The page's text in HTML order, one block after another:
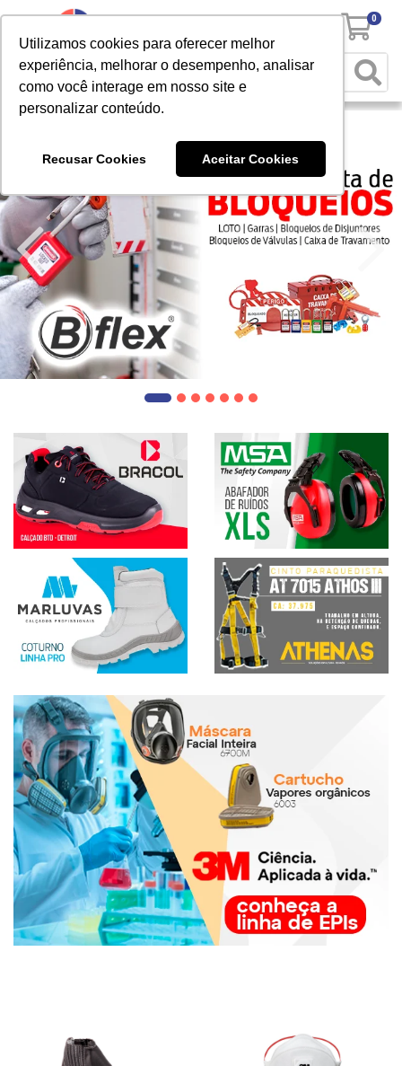
Utilizamos cookies para oferecer melhor
experiência, melhorar o desempenho, analisar
como você interage em nosso site e
personalizar conteúdo.
Recusar Cookies Aceitar Cookies
0